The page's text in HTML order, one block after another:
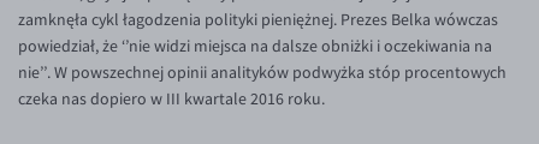
Inne pary walutowe
AUD/PLN
BGN/PLN
Aplikacja mobilna
Bezpieczeństwo
Pomoc
Poradnik
KONTAKT
Kontakt
PL
zamknęła cykl łagodzenia polityki pieniężnej. Prezes Belka wówczas
powiedział, że ‘’nie widzi miejsca na dalsze obniżki i oczekiwania na
nie’’. W powszechnej opinii analityków podwyżka stóp procentowych
czeka nas dopiero w III kwartale 2016 roku.